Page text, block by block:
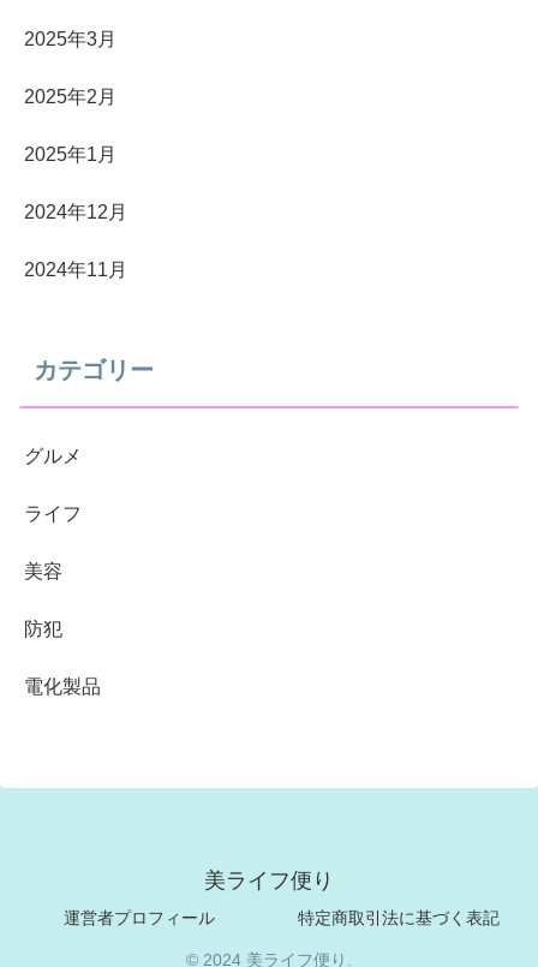
2025年3月
2025年2月
2025年1月
2024年12月
2024年11月
カテゴリー
グルメ
ライフ
美容
防犯
電化製品
美ライフ便り
運営者プロフィール 特定商取引法に基づく表記
© 2024 美ライフ便り.